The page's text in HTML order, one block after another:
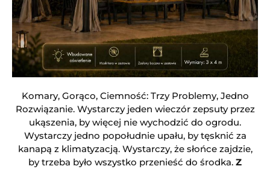
Komary, Gorąco, Ciemność: Trzy Problemy, Jedno
Rozwiązanie. Wystarczy jeden wieczór zepsuty przez
ukąszenia, by więcej nie wychodzić do ogrodu.
Wystarczy jedno popołudnie upału, by tęsknić za
kanapą z klimatyzacją. Wystarczy, że słońce zajdzie,
by trzeba było wszystko przenieść do środka. Z